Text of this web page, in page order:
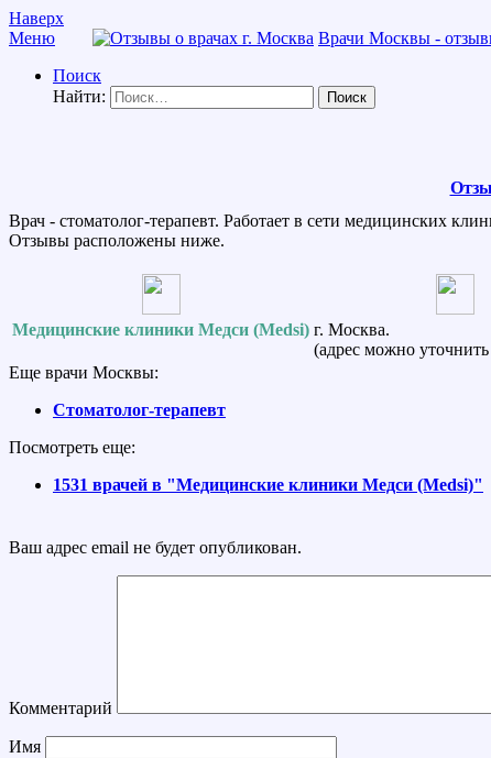
Наверх
Меню
Врачи Москвы -
Поиск
Найти:
Врач - стоматолог-терапевт. Работает в сети медицинских
Отзывы расположены ниже.
Медицинские клиники Медси (Medsi) г. Москва.
(адрес можно
Еще врачи Москвы:
Стоматолог-терапевт
Посмотреть еще:
1531 врачей в "Медицинские клиники Медси (Medsi)"
Ваш адрес email не будет опубликован.
Комментарий
Имя